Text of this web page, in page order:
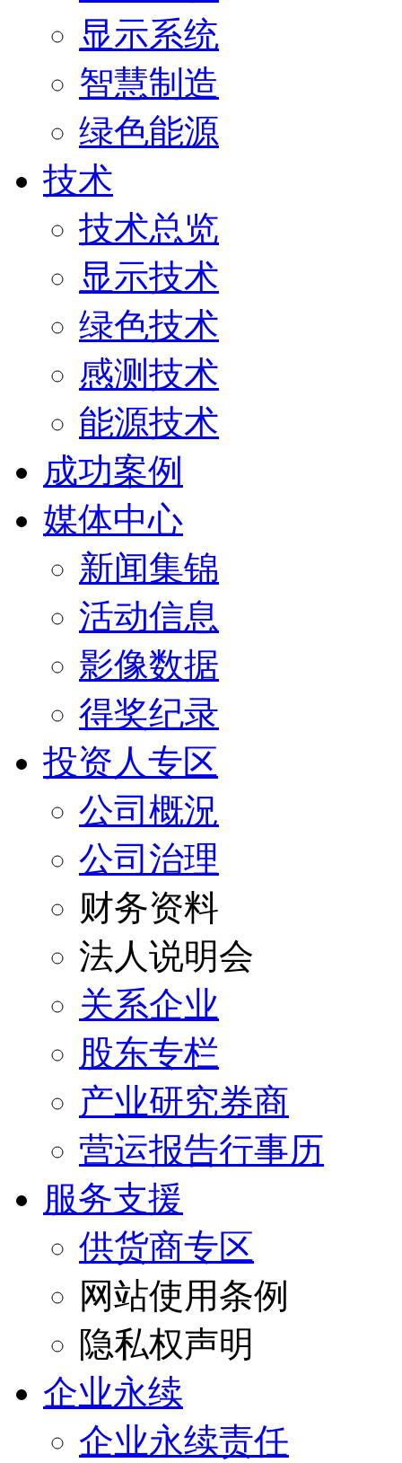
显示系统
智慧制造
绿色能源
技术
技术总览
显示技术
绿色技术
感测技术
能源技术
成功案例
媒体中心
新闻集锦
活动信息
影像数据
得奖纪录
投资人专区
公司概況
公司治理
财务资料
法人说明会
关系企业
股东专栏
产业研究券商
营运报告行事历
服务支援
供货商专区
网站使用条例
隐私权声明
企业永续
企业永续责任